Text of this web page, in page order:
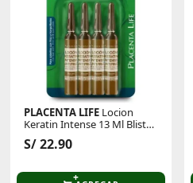
PLACENTA LIFE Locion
Keratin Intense 13 Ml Blister
Con 4 Unid
S/ 22.90